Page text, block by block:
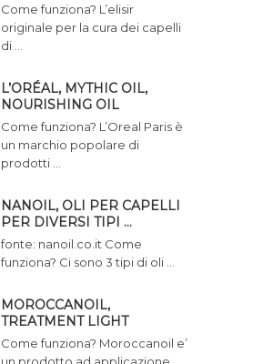
Come funziona? L’elisir
originale per la cura dei capelli
di …
L’ORÉAL, MYTHIC OIL,
NOURISHING OIL
Come funziona? L’Oreal Paris è
un marchio popolare di
prodotti …
NANOIL, OLI PER CAPELLI
PER DIVERSI TIPI …
fonte: nanoil.co.it Come
funziona? Ci sono 3 tipi di oli …
MOROCCANOIL,
TREATMENT LIGHT
Come funziona? Moroccanoil e’
un prodotto ad applicazione